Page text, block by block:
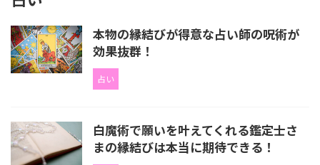
本物の縁結びが得意な占い師の呪術が
効果抜群！
占い
白魔術で願いを叶えてくれる鑑定士さ
まの縁結びは本当に期待できる！